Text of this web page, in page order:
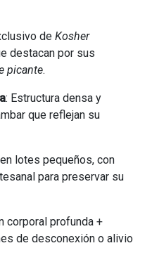
de Kosher
destacan por sus
picante.
: Estructura densa y
que reflejan su
lotes pequeños, con
para preservar su
corporal profunda +
de desconexión o alivio